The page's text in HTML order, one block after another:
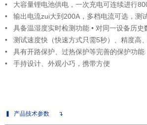
• 大容量锂电池供电，一次充电可连续进行
• 输出电流zui大到200A，多档电流可选，测
• 具备温湿度实时检测功能 • 对同一设备历史
• 测试速度快（快速方式只需5秒）、精度高
• 具有开路保护、过热保护等完善的保护功能
• 手持设计、外观小巧，携带方便
产品技术参数 ↴